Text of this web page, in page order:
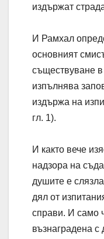
издържат
И Рамхал
основният
съществуване в
изпълнява
издържа на
гл. 1).
И както вече
надзора на
душите е
дял от
справи. И само
възнаградена